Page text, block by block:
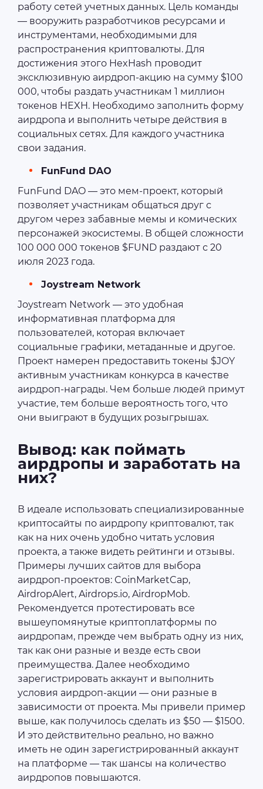
работу сетей учетных данных. Цель команды
— вооружить разработчиков ресурсами и
инструментами, необходимыми для
распространения криптовалюты. Для
достижения этого HexHash проводит
эксклюзивную аирдроп-акцию на сумму $100
000, чтобы раздать участникам 1 миллион
токенов HEXH. Необходимо заполнить форму
аирдропа и выполнить четыре действия в
социальных сетях. Для каждого участника
свои задания.
FunFund DAO
FunFund DAO — это мем-проект, который
позволяет участникам общаться друг с
другом через забавные мемы и комических
персонажей экосистемы. В общей сложности
100 000 000 токенов $FUND раздают с 20
июля 2023 года.
Joystream Network
Joystream Network — это удобная
информативная платформа для
пользователей, которая включает
социальные графики, метаданные и другое.
Проект намерен предоставить токены $JOY
активным участникам конкурса в качестве
аирдроп-награды. Чем больше людей примут
участие, тем больше вероятность того, что
они выиграют в будущих розыгрышах.
Вывод: как поймать
аирдропы и заработать на
них?
В идеале использовать специализированные
криптосайты по аирдропу криптовалют, так
как на них очень удобно читать условия
проекта, а также видеть рейтинги и отзывы.
Примеры лучших сайтов для выбора
аирдроп-проектов: CoinMarketCap,
AirdropAlert, Airdrops.io, AirdropMob.
Рекомендуется протестировать все
вышеупомянутые криптоплатформы по
аирдропам, прежде чем выбрать одну из них,
так как они разные и везде есть свои
преимущества. Далее необходимо
зарегистрировать аккаунт и выполнить
условия аирдроп-акции — они разные в
зависимости от проекта. Мы привели пример
выше, как получилось сделать из $50 — $1500.
И это действительно реально, но важно
иметь не один зарегистрированный аккаунт
на платформе — так шансы на количество
аирдропов повышаются.